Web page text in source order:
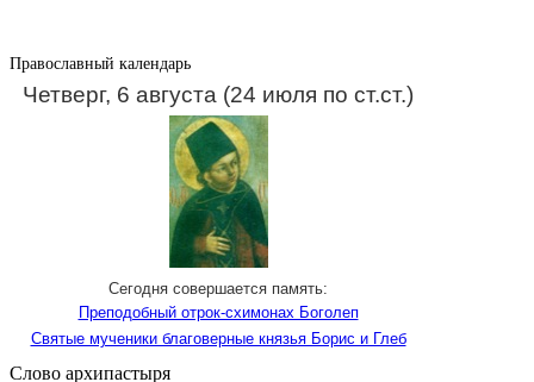
Православный календарь
Четверг, 6 августа (24 июля по ст.ст.)
Сегодня совершается память:
Преподобный отрок-схимонах Боголеп
Святые мученики благоверные князья Борис и Глеб
Слово архипастыря